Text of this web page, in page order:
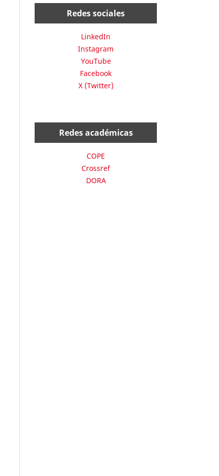
Redes sociales
LinkedIn
Instagram
YouTube
Facebook
X (Twitter)
Redes académicas
COPE
Crossref
DORA